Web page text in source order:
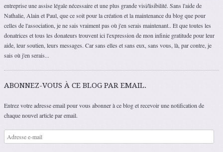
entreprise une assise légale nécessaire et une plus grande visi/lisibilité. Sans l'aide de
Nathalie, Alain et Paul, que ce soit pour la création et la maintenance du blog que pour
celles de l'association, je ne sais vraiment pas où j'en serais maintenant.. Et que toutes les
donatrices et tous les donateurs trouvent ici l'expression de mon infinie gratitude pour leur
aide, leur soutien, leurs messages. Car sans elles et sans eux, sans vous, là, par contre, je
sais où j'en serais...
ABONNEZ-VOUS À CE BLOG PAR EMAIL.
Entrez votre adresse email pour vous abonner à ce blog et recevoir une notification de
chaque nouvel article par email.
Adresse
e-